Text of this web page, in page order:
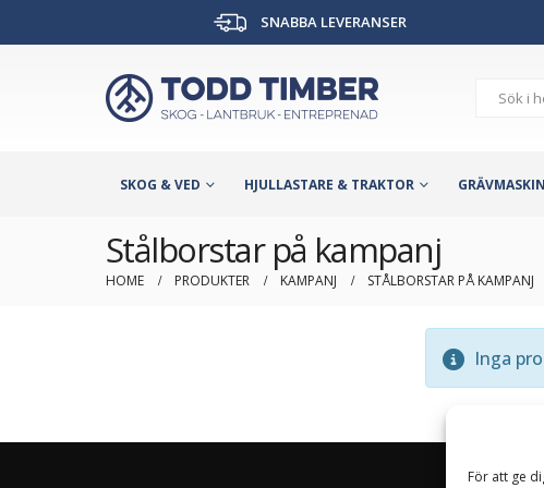
För att ge
SNABBA LEVERANSER
SKOG & VED HJULLASTARE & TRAKTOR GRÄVMASKIN
Stålborstar på kampanj
HOME PRODUKTER KAMPANJ STÅLBORSTAR PÅ KAMPANJ
Inga